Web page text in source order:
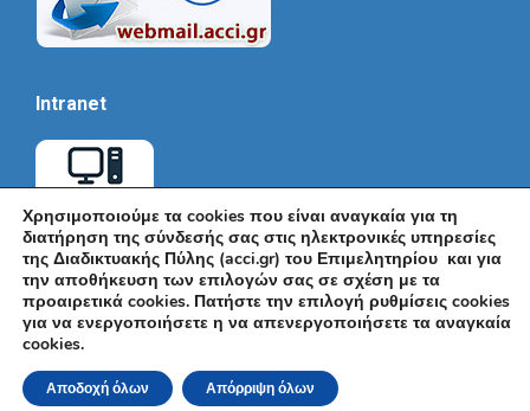
Intranet
© Εμπορικό και Βιομηχανικό Επιμελητήριο Αθηνών 2026 |
Ακαδημίας 7, ΤΚ: 10671, Αθήνα, Τηλ: +30 210 3604815, e-mail:
info@acci.gr
Χρησιμοποιούμε τα cookies που είναι αναγκαία για τη
διατήρηση της σύνδεσής σας στις ηλεκτρονικές υπηρεσίες
της Διαδικτυακής Πύλης (acci.gr) του Επιμελητηρίου και για
την αποθήκευση των επιλογών σας σε σχέση με τα
προαιρετικά cookies. Πατήστε την επιλογή ρυθμίσεις cookies
για να ενεργοποιήσετε η να απενεργοποιήσετε τα αναγκαία
cookies.
Αποδοχή όλων Απόρριψη όλων